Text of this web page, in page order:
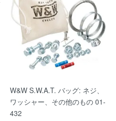
W&W S.W.A.T. バッグ: ネジ、
ワッシャー、その他のもの 01-
432